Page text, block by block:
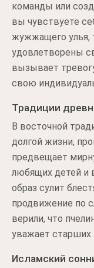
команды или
вы чувствуете
жужжащего улья,
удовлетворены
вызывает
свою
Традиции
В восточной
долгой жизни,
предвещает
любящих детей и
образ сулит
продвижение по
верили, что
уважает
Исламский